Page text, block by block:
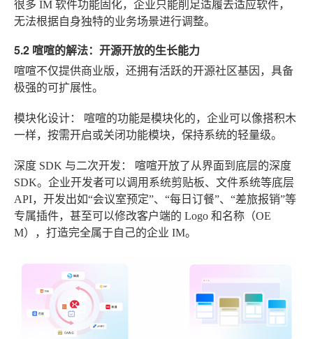
很多 IM 软件功能固化，企业只能削足适履去适应软件，
无法根据自身独特的业务场景进行调整。
5.2 喧喧的解法：开源开放的生长能力
喧喧不仅提供商业版，还拥有活跃的开源社区基因，具备
极强的可扩展性。
模块化设计：
喧喧的功能是模块化的，企业可以像搭积木
一样，按需开启或关闭功能模块，保持系统的轻量级。
深度 SDK 与二次开发：
喧喧开放了从界面到底层的深度
SDK。企业开发者可以调用系统剪贴板、文件系统等底层
API，开发出如“会议室预定”、“每日订餐”、“差旅报销”等
专属插件，甚至可以修改客户端的 Logo 和名称（OE
M），打造完全属于自己的企业 IM。